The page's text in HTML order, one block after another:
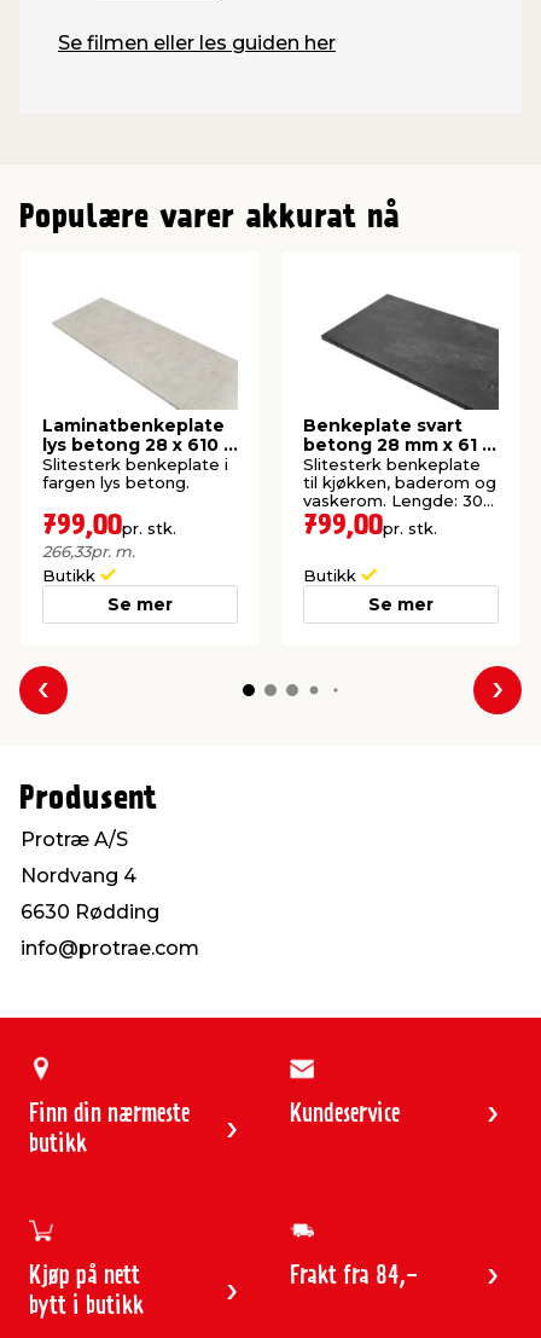
Se filmen eller les guiden her
Populære varer akkurat nå
Laminatbenkeplate
lys betong 28 x 610 x
3000 mm
Slitesterk benkeplate i
fargen lys betong.
799,00pr. stk.
266,33pr. m.
Butikk
Se mer
Benkeplate svart
betong 28 mm x 61 x
300 cm
Slitesterk benkeplate
til kjøkken, baderom og
vaskerom. Lengde: 300
cm.
799,00pr. stk.
Butikk
Se mer
Forrige
Produsent
Protræ A/S
Nordvang 4
6630 Rødding
info@protrae.com
Finn din nærmeste
butikk
Kundeservice
Kjøp på nett
bytt i butikk
Frakt fra 84,-